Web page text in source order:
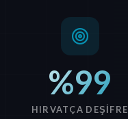
%99
HIRVATÇA DEŞIFRE